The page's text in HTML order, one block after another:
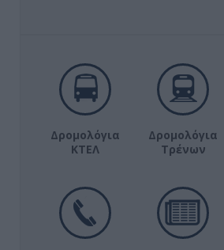
Δρομολόγια
ΚΤΕΛ
Δρομολόγια
Τρένων